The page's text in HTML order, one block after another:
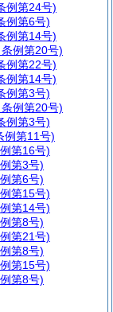
例第24号)
例第6号)
例第14号)
例第20号)
例第22号)
例第14号)
例第3号)
例第20号)
例第3号)
例第11号)
第16号)
第3号)
第6号)
第15号)
第14号)
第8号)
第21号)
第8号)
第15号)
第8号)